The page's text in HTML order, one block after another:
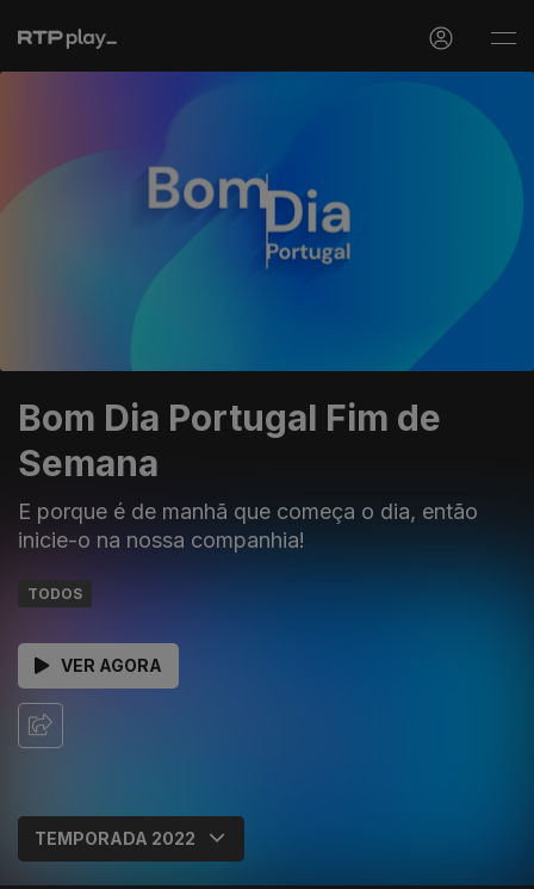
Bom Dia Portugal Fim de
Semana
E porque é de manhã que começa o dia, então
inicie-o na nossa companhia!
TODOS
VER AGORA